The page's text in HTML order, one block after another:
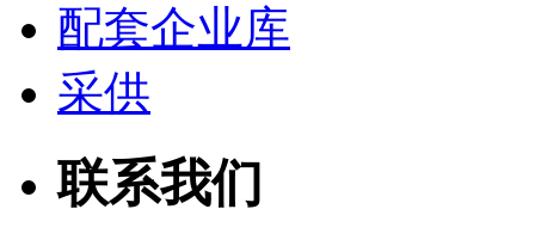
配套企业库
采供
联系我们